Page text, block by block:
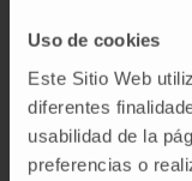
Uso de cookies
Este Sitio Web
diferentes
usabilidad de la
preferencias o
nombres se
nervioso,
¿Crural se